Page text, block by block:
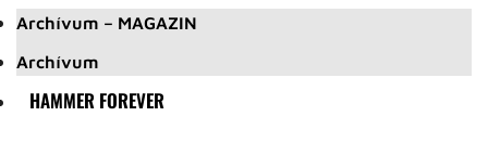
Archívum – MAGAZIN
Archívum
HAMMER FOREVER